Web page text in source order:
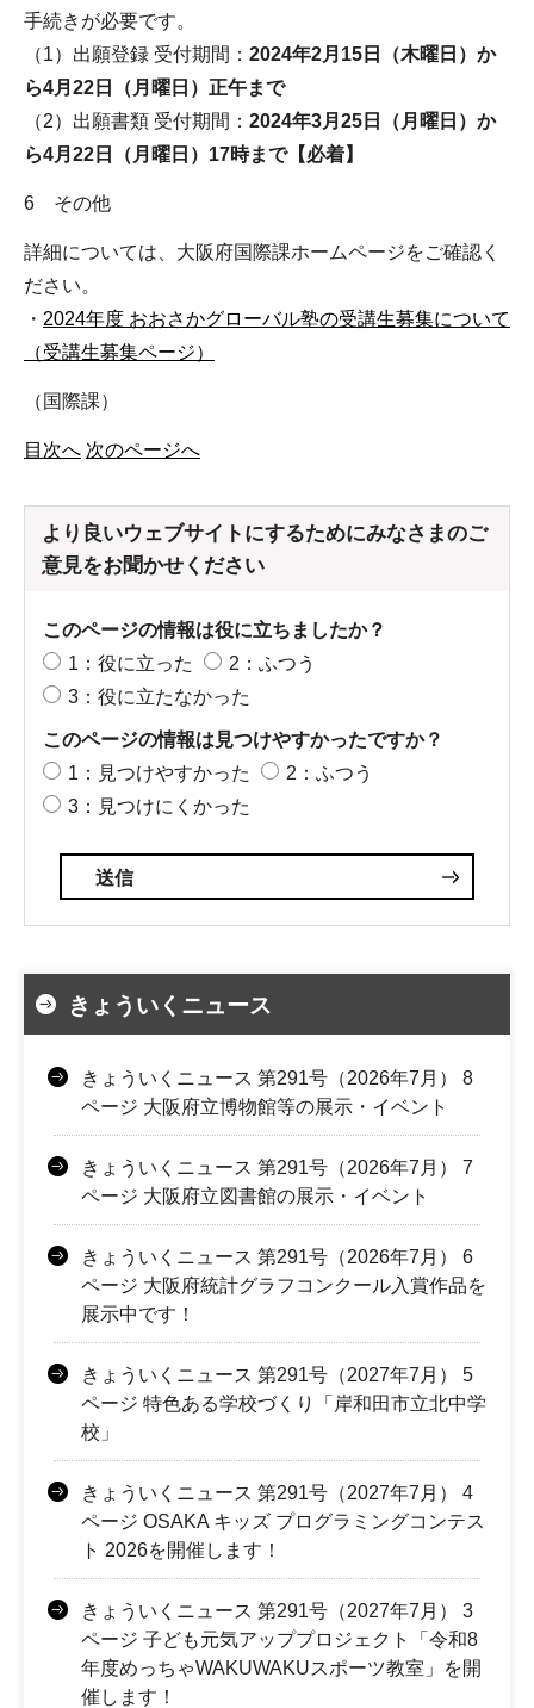
手続きが必要です。
（1）出願登録 受付期間： 2024年2月15日（木曜日）か
ら4月22日（月曜日）正午まで
（2）出願書類 受付期間： 2024年3月25日（月曜日）か
ら4月22日（月曜日）17時まで【必着】
6 その他
詳細については、大阪府国際課ホームページをご確認く
ださい。
・ 2024年度 おおさかグローバル塾の受講生募集について
（受講生募集ページ）
（国際課）
目次へ 次のページへ
より良いウェブサイトにするためにみなさまのご
意見をお聞かせください
このページの情報は役に立ちましたか？
1：役に立った
2：ふつう
3：役に立たなかった
このページの情報は見つけやすかったですか？
1：見つけやすかった
2：ふつう
3：見つけにくかった
きょういくニュース
きょういくニュース 第291号（2026年7月） 8
ページ 大阪府立博物館等の展示・イベント
きょういくニュース 第291号（2026年7月） 7
ページ 大阪府立図書館の展示・イベント
きょういくニュース 第291号（2026年7月） 6
ページ 大阪府統計グラフコンクール入賞作品を
展示中です！
きょういくニュース 第291号（2027年7月） 5
ページ 特色ある学校づくり「岸和田市立北中学
校」
きょういくニュース 第291号（2027年7月） 4
ページ OSAKA キッズ プログラミングコンテス
ト 2026を開催します！
きょういくニュース 第291号（2027年7月） 3
ページ 子ども元気アッププロジェクト「令和8
年度めっちゃWAKUWAKUスポーツ教室」を開
催します！